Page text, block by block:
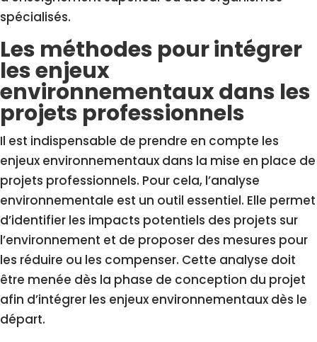
spécialisés.
Les méthodes pour intégrer
les enjeux
environnementaux dans les
projets professionnels
Il est indispensable de prendre en compte les
enjeux environnementaux dans la mise en place de
projets professionnels. Pour cela, l’analyse
environnementale est un outil essentiel. Elle permet
d’identifier les impacts potentiels des projets sur
l’environnement et de proposer des mesures pour
les réduire ou les compenser. Cette analyse doit
être menée dès la phase de conception du projet
afin d’intégrer les enjeux environnementaux dès le
départ.